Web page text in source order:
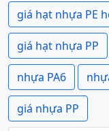
giá hạt nhựa PE
giá hạt nhựa PP
nhựa PA6
giá nhựa PP